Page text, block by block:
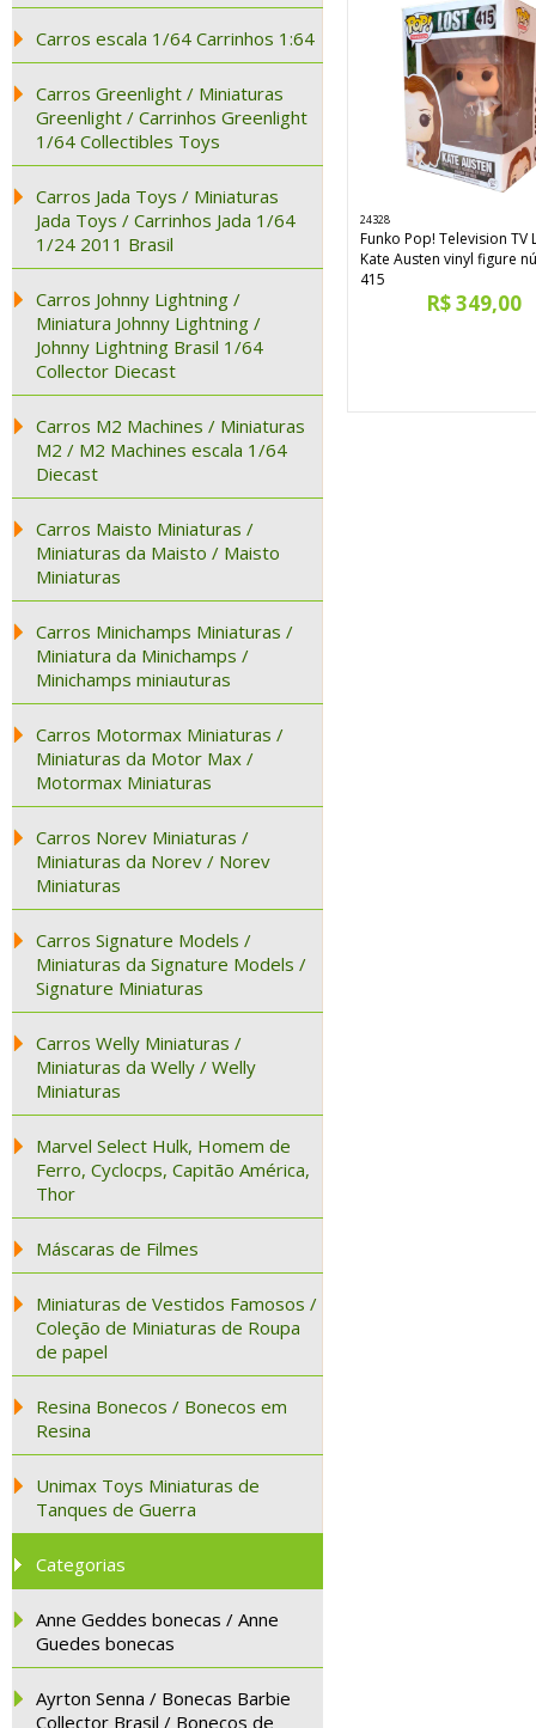
Carros escala 1/64 Carrinhos 1:64
Carros Greenlight / Miniaturas
Greenlight / Carrinhos Greenlight
1/64 Collectibles Toys
Carros Jada Toys / Miniaturas
Jada Toys / Carrinhos Jada 1/64
1/24 2011 Brasil
Carros Johnny Lightning /
Miniatura Johnny Lightning /
Johnny Lightning Brasil 1/64
Collector Diecast
Carros M2 Machines / Miniaturas
M2 / M2 Machines escala 1/64
Diecast
Carros Maisto Miniaturas /
Miniaturas da Maisto / Maisto
Miniaturas
Carros Minichamps Miniaturas /
Miniatura da Minichamps /
Minichamps miniauturas
Carros Motormax Miniaturas /
Miniaturas da Motor Max /
Motormax Miniaturas
Carros Norev Miniaturas /
Miniaturas da Norev / Norev
Miniaturas
Carros Signature Models /
Miniaturas da Signature Models /
Signature Miniaturas
Carros Welly Miniaturas /
Miniaturas da Welly / Welly
Miniaturas
Marvel Select Hulk, Homem de
Ferro, Cyclocps, Capitão América,
Thor
Máscaras de Filmes
Miniaturas de Vestidos Famosos /
Coleção de Miniaturas de Roupa
de papel
Resina Bonecos / Bonecos em
Resina
Unimax Toys Miniaturas de
Tanques de Guerra
Categorias
Anne Geddes bonecas / Anne
Guedes bonecas
Ayrton Senna / Bonecas Barbie
Collector Brasil / Bonecos de
24328
Funko Pop! Television TV
Kate Austen vinyl figure
415
R$ 349,00